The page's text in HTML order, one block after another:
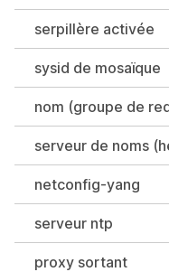
serpillère activée
sysid de mosaïque
nom (groupe de
serveur de noms
netconfig-yang
serveur ntp
proxy sortant